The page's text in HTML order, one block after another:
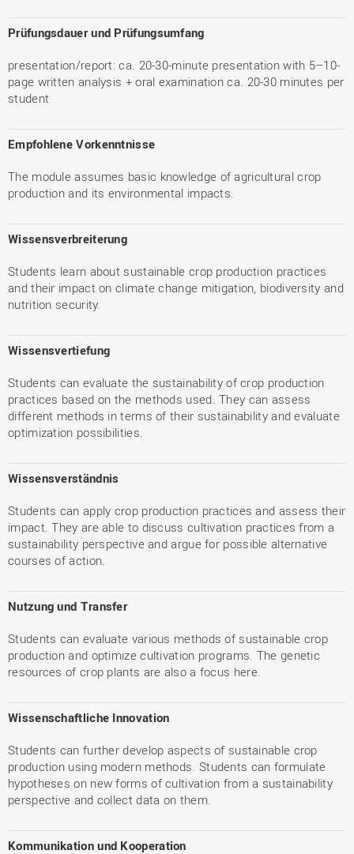
Prüfungsdauer und Prüfungsumfang
presentation/report: ca. 20-30-minute presentation with 5–10-
page written analysis + oral examination ca. 20-30 minutes per
student
Empfohlene Vorkenntnisse
The module assumes basic knowledge of agricultural crop
production and its environmental impacts.
Wissensverbreiterung
Students learn about sustainable crop production practices
and their impact on climate change mitigation, biodiversity and
nutrition security.
Wissensvertiefung
Students can evaluate the sustainability of crop production
practices based on the methods used. They can assess
different methods in terms of their sustainability and evaluate
optimization possibilities.
Wissensverständnis
Students can apply crop production practices and assess their
impact. They are able to discuss cultivation practices from a
sustainability perspective and argue for possible alternative
courses of action.
Nutzung und Transfer
Students can evaluate various methods of sustainable crop
production and optimize cultivation programs. The genetic
resources of crop plants are also a focus here.
Wissenschaftliche Innovation
Students can further develop aspects of sustainable crop
production using modern methods. Students can formulate
hypotheses on new forms of cultivation from a sustainability
perspective and collect data on them.
Kommunikation und Kooperation